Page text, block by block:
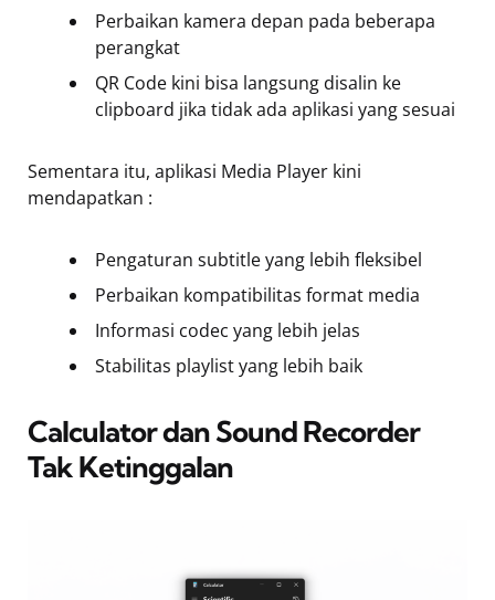
Perbaikan kamera depan pada beberapa
perangkat
QR Code kini bisa langsung disalin ke
clipboard jika tidak ada aplikasi yang sesuai
Sementara itu, aplikasi Media Player kini
mendapatkan :
Pengaturan subtitle yang lebih fleksibel
Perbaikan kompatibilitas format media
Informasi codec yang lebih jelas
Stabilitas playlist yang lebih baik
Calculator dan Sound Recorder
Tak Ketinggalan